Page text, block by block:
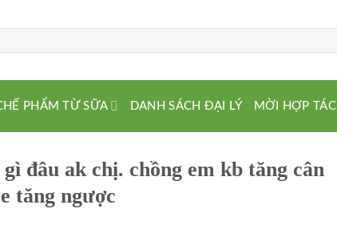
PHẨM TỪ SỮA DANH SÁCH ĐẠI LÝ MỜI HỢP TÁC
đâu ak chị. chồng em kb tăng cân
tăng ngược